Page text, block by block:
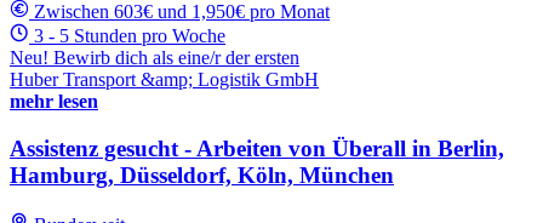
Zwischen 603€ und 1,950€ pro Monat
3 - 5 Stunden pro Woche
Neu! Bewirb dich als eine/r der ersten
Huber Transport &amp; Logistik GmbH
mehr lesen
Assistenz gesucht - Arbeiten von Überall in Berlin,
Hamburg, Düsseldorf, Köln, München